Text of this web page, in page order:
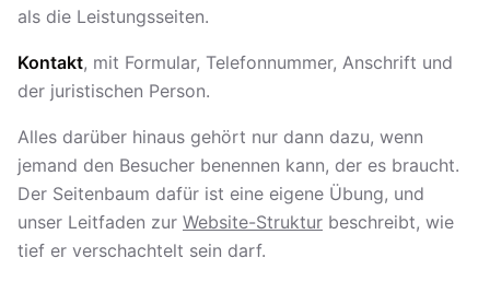
als die Leistungsseiten.
Kontakt, mit Formular, Telefonnummer, Anschrift und
der juristischen Person.
Alles darüber hinaus gehört nur dann dazu, wenn
jemand den Besucher benennen kann, der es braucht.
Der Seitenbaum dafür ist eine eigene Übung, und
unser Leitfaden zur Website-Struktur beschreibt, wie
tief er verschachtelt sein darf.